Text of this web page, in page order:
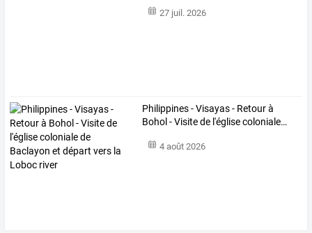
27 juil. 2026
Philippines-Visayas- Retourà
Bohol -Visitede l'églisecoloniale…
4 août 2026